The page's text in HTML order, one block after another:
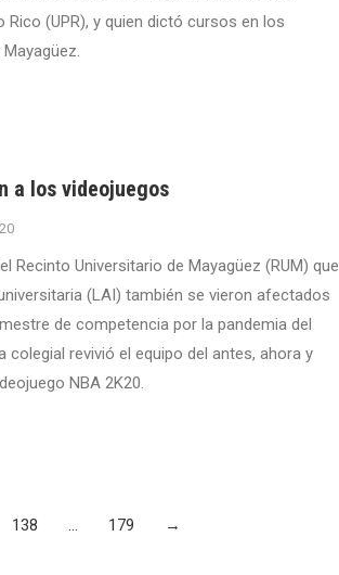
Rico (UPR), y quien dictó cursos en los
a los videojuegos
Recinto Universitario de Mayagüez (RUM) que
(LAI) también se vieron afectados
de competencia por la pandemia del
colegial revivió el equipo del antes, ahora y
NBA 2K20.
138 … 179 →